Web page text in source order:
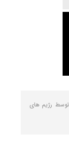
توسط رژیم های